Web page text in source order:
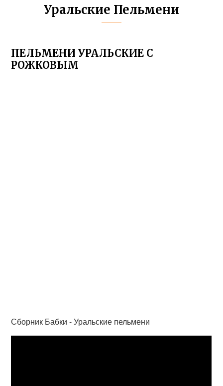
Уральские Пельмени
ПЕЛЬМЕНИ УРАЛЬСКИЕ С
РОЖКОВЫМ
Сборник Бабки - Уральские пельмени